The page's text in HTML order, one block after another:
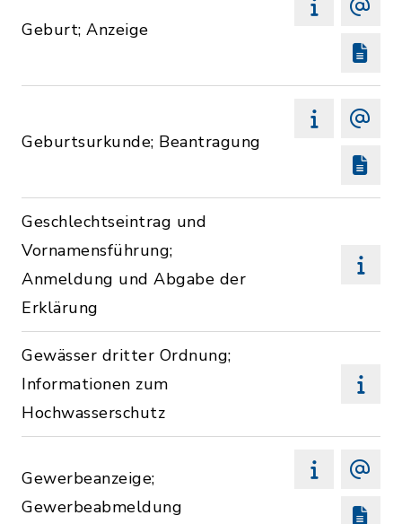
Geburt; Anzeige
Geburtsurkunde; Beantragung
Geschlechtseintrag und
Vornamensführung;
Anmeldung und Abgabe der
Erklärung
Gewässer dritter Ordnung;
Informationen zum
Hochwasserschutz
Gewerbeanzeige;
Gewerbeabmeldung